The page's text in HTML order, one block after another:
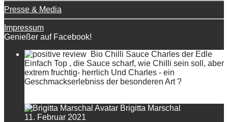
Presse & Media
Impressum
Genießer auf Facebook!
Bio Chilli Sauce Charles der Edle
Einfach Top , die Sauce scharf, wie Chilli sein soll, aber
extrem fruchtig- herrlich Und Charles - ein
Geschmackserlebniss der besonderen Art ?
Brigitta Marschal
11. Februar 2021